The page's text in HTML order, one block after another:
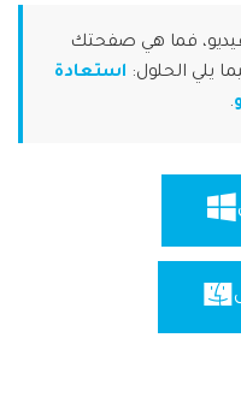
فما هي صفحتك
يلي الحلول: استعادة
.